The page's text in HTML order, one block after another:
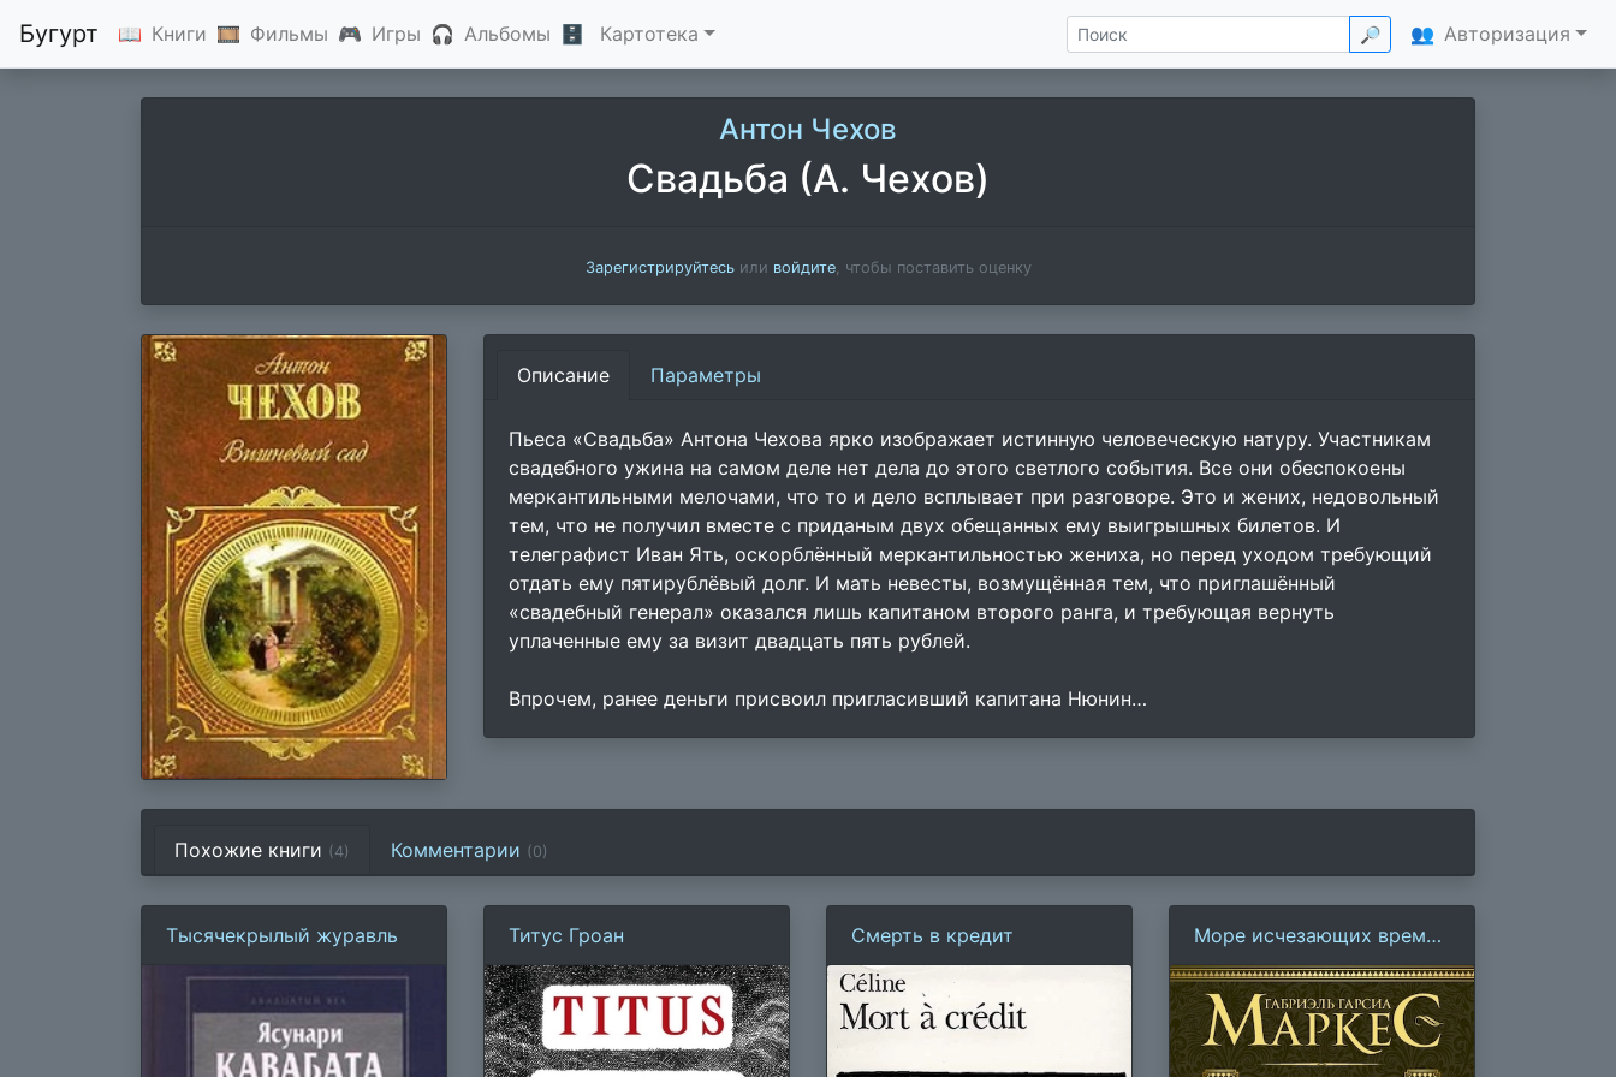
Бугурт 📖 Книги 🎞 Фильмы 🎮 Игры 🎧 Альбомы 🗄 Картотека 🔎 👥 Авторизация
Антон Чехов
Свадьба (А. Чехов)
Зарегистрируйтесьили войдите, чтобы поставить оценку
Описание Параметры
Пьеса «Свадьба» Антона Чехова ярко изображает истинную человеческую натуру. Участникам
свадебного ужина на самом деле нет дела до этого светлого события. Все они обеспокоены
меркантильными мелочами, что то и дело всплывает при разговоре. Это и жених, недовольный
тем, что не получил вместе с приданым двух обещанных ему выигрышных билетов. И
телеграфист Иван Ять, оскорблённый меркантильностью жениха, но перед уходом требующий
отдать ему пятирублёвый долг. И мать невесты, возмущённая тем, что приглашённый
«свадебный генерал» оказался лишь капитаном второго ранга, и требующая вернуть
уплаченные ему за визит двадцать пять рублей.
Впрочем, ранее деньги присвоил пригласивший капитана Нюнин…
Похожие книги (4) Комментарии (0)
Тысячекрылый журавль Титус Гроан Смерть в кредит
Море исчезающих времен
(Г. Г. Маркес)